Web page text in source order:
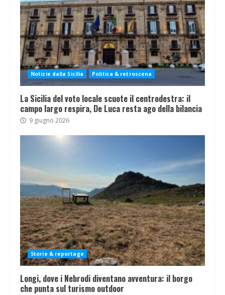
Notizie dalla Sicilia Politica & retroscena
La Sicilia del voto locale scuote il centrodestra: il
campo largo respira, De Luca resta ago della bilancia
9 giugno 2026
Storie & reportage
Longi, dove i Nebrodi diventano avventura: il borgo
che punta sul turismo outdoor